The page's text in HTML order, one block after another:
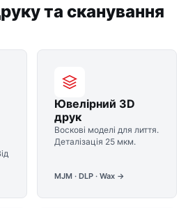
та сканування
Ювелірний 3D
друк
Воскові моделі для лиття.
Деталізація 25 мкм.
MJM · DLP · Wax →